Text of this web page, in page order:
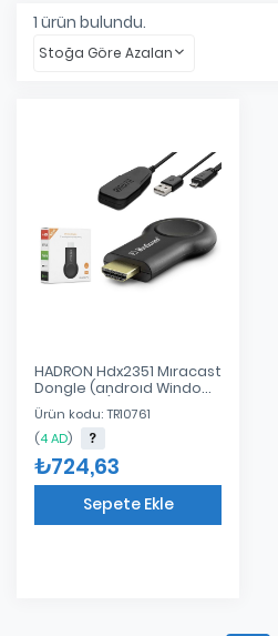
1 ürün bulundu.
Stoğa Göre Azalan
HADRON Hdx2351 Mıracast
Dongle (androıd Windows
Ios Macos) HDX2351
Ürün kodu: TR10761
(4 AD)
₺724,63
Sepete Ekle